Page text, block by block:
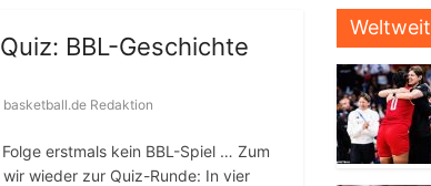
BBL-Geschichte
basketball.de Redaktion
erstmals kein BBL-Spiel … Zum
wieder zur Quiz-Runde: In vier
Weltweit